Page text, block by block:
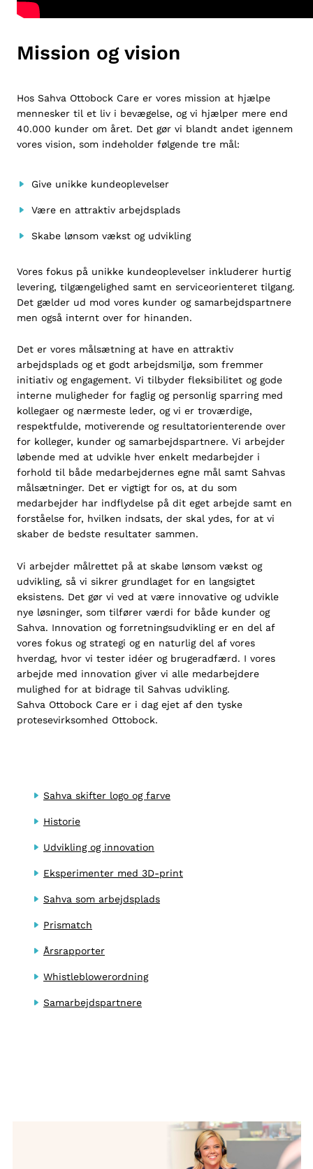
Mission og vision
Hos Sahva Ottobock Care er vores mission at hjælpe
mennesker til et liv i bevægelse, og vi hjælper mere end
40.000 kunder om året. Det gør vi blandt andet igennem
vores vision, som indeholder følgende tre mål:
Give unikke kundeoplevelser
Være en attraktiv arbejdsplads
Skabe lønsom vækst og udvikling
Vores fokus på unikke kundeoplevelser inkluderer hurtig
levering, tilgængelighed samt en serviceorienteret tilgang.
Det gælder ud mod vores kunder og samarbejdspartnere
men også internt over for hinanden.
Det er vores målsætning at have en attraktiv
arbejdsplads og et godt arbejdsmiljø, som fremmer
initiativ og engagement. Vi tilbyder fleksibilitet og gode
interne muligheder for faglig og personlig sparring med
kollegaer og nærmeste leder, og vi er troværdige,
respektfulde, motiverende og resultatorienterende over
for kolleger, kunder og samarbejdspartnere. Vi arbejder
løbende med at udvikle hver enkelt medarbejder i
forhold til både medarbejdernes egne mål samt Sahvas
målsætninger. Det er vigtigt for os, at du som
medarbejder har indflydelse på dit eget arbejde samt en
forståelse for, hvilken indsats, der skal ydes, for at vi
skaber de bedste resultater sammen.
Vi arbejder målrettet på at skabe lønsom vækst og
udvikling, så vi sikrer grundlaget for en langsigtet
eksistens. Det gør vi ved at være innovative og udvikle
nye løsninger, som tilfører værdi for både kunder og
Sahva. Innovation og forretningsudvikling er en del af
vores fokus og strategi og en naturlig del af vores
hverdag, hvor vi tester idéer og brugeradfærd. I vores
arbejde med innovation giver vi alle medarbejdere
mulighed for at bidrage til Sahvas udvikling.
Sahva Ottobock Care er i dag ejet af den tyske
protesevirksomhed Ottobock.
Sahva skifter logo og farve
Historie
Udvikling og innovation
Eksperimenter med 3D-print
Sahva som arbejdsplads
Prismatch
Årsrapporter
Whistleblowerordning
Samarbejdspartnere